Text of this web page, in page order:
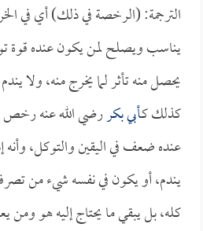
الترجمة: (الرخصة في ذلك) أي في
يناسب ويصلح لمن يكون عنده قوة
يحصل منه تأثر لما يخرج منه، ولا
كذلك كـأبي بكررضي الله عنه رخص
عنده ضعف في اليقين والتوكل، وأنه
يندم، أو يكون في نفسه شيء من
كله، بل يبقي ما يحتاج إليه هو ومن